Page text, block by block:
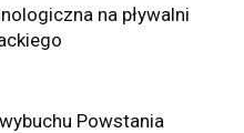
na pływalni
Powstania